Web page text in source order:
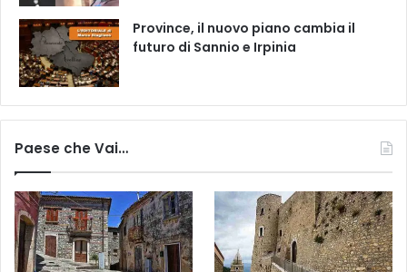
Province, il nuovo piano cambia il
futuro di Sannio e Irpinia
Paese che Vai…